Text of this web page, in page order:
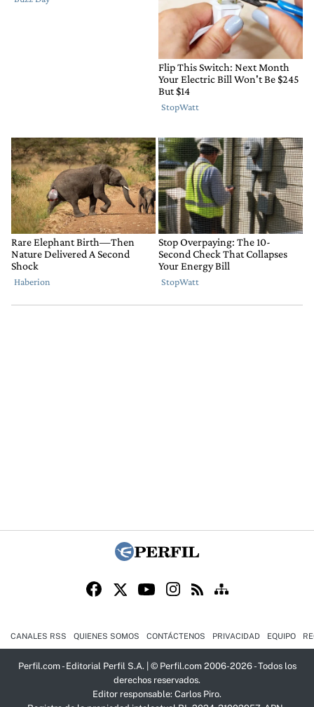
CANALES RSS QUIENES SOMOS CONTÁCTENOS PRIVACIDAD EQUIPO
Perfil.com - Editorial Perfil S.A. | © Perfil.com 2006-2026 - Todos los
derechos reservados.
Editor responsable: Carlos Piro.